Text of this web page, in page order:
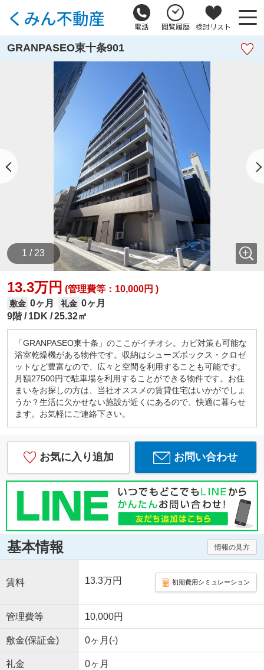
電話 閲覧履歴 検討リスト
GRANPASEO東十条901
1 / 23
13.3万円 (管理費等：10,000円 )
敷金 0ヶ月 礼金 0ヶ月
9階
1DK 25.32㎡
「GRANPASEO東十条」のここがイチオシ。カビ対策も可能な
浴室乾燥機がある物件です。収納はシューズボックス・クロゼ
ットなど豊富なので、広々と空間を利用することも可能です。
月額27500円で駐車場を利用することができる物件です。お住
まいをお探しの方は、当社オススメの賃貸住宅はいかがでしょ
うか？生活に欠かせない施設が近くにあるので、快適に暮らせ
ます。お気軽にご連絡下さい。
お気に入り追加 お問い合わせ
基本情報 情報の見方
賃料 13.3万円 初期費用シミュレーション
管理費等 10,000円
敷金(保証金) 0ヶ月(-)
礼金 0ヶ月